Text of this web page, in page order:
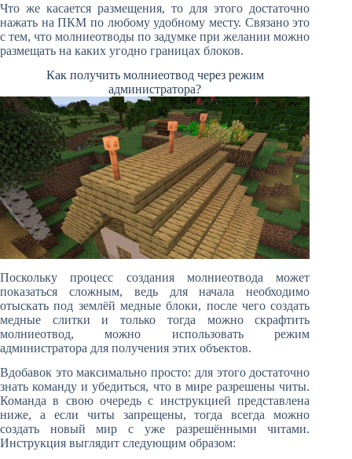
Что же касается размещения, то для этого достаточно
нажать на ПКМ по любому удобному месту. Связано это
с тем, что молниеотводы по задумке при желании можно
размещать на каких угодно границах блоков.
Как получить молниеотвод через режим
администратора?
Поскольку процесс создания молниеотвода может
показаться сложным, ведь для начала необходимо
отыскать под землёй медные блоки, после чего создать
медные слитки и только тогда можно скрафтить
молниеотвод, можно использовать режим
администратора для получения этих объектов.
Вдобавок это максимально просто: для этого достаточно
знать команду и убедиться, что в мире разрешены читы.
Команда в свою очередь с инструкцией представлена
ниже, а если читы запрещены, тогда всегда можно
создать новый мир с уже разрешёнными читами.
Инструкция выглядит следующим образом: